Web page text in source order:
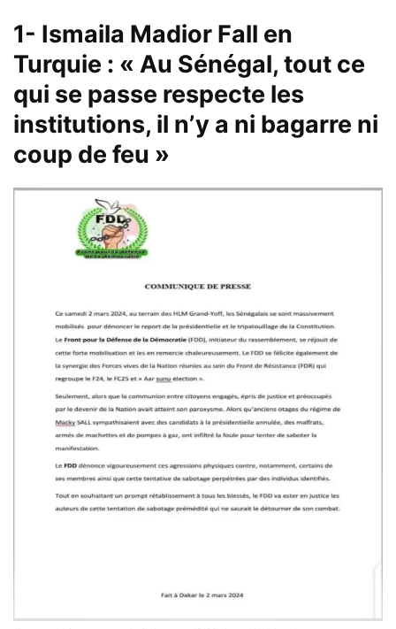
1- Ismaila Madior Fall en
Turquie : « Au Sénégal, tout ce
qui se passe respecte les
institutions, il n’y a ni bagarre ni
coup de feu »